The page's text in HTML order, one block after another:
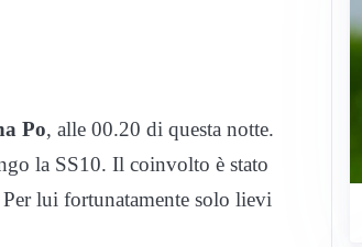
Po, alle 00.20 di questa notte.
la SS10. Il coinvolto è stato
Per lui fortunatamente solo lievi